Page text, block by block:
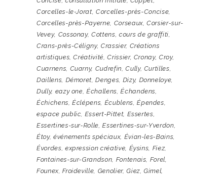
Corcelles-le-Jorat,Corcelles-près-Concise,
Corcelles-près-Payerne, Corseaux,Corsier-sur-
Vevey, Cossonay,Cottens, cours de graffiti,
Crans-près-Céligny,Crassier, Créations
artistiques,Créativité,Crissier, Cronay,Croy,
Cuarnens, Cuarny, Cudrefin,Cully, Curtilles,
Daillens, Démoret,Denges, Dizy, Donneloye,
Dully, eazy one,Échallens,Échandens,
Échichens,Éclépens, Écublens,Épendes,
espace public, Essert-Pittet, Essertes,
Essertines-sur-Rolle,Essertines-sur-Yverdon,
Étoy, événements spéciaux, Évian-les-Bains,
Évordes, expression créative, Éysins, Fiez,
Fontaines-sur-Grandson, Fontenais, Forel,
Founex,Froideville, Genolier,Giez,Gimel,